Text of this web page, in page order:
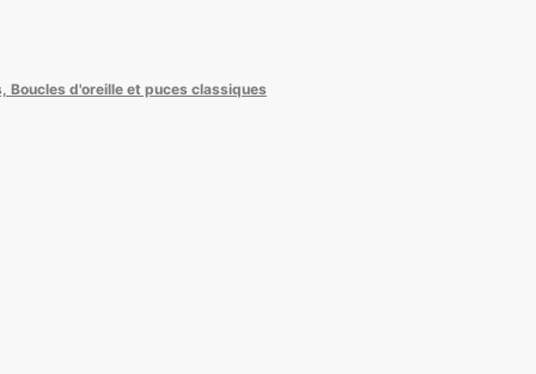
Boucles d'oreille et puces classiques